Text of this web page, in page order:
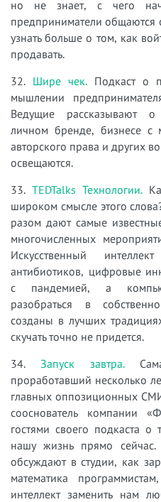
но не знает, с чего
предприниматели общаются
узнать больше о том, как
продавать.
32. Шире чек. Подкаст о
мышлении
Ведущие рассказывают о
личном бренде, бизнесе
авторского права и других
освещаются.
33. TEDTalks Технологии.
широком смысле этого
разом дают самые
многочисленных
Искусственный
антибиотиков, цифровые
с пандемией, а
разобраться в
созданы в лучших
скучать точно не придется.
34. Запуск завтра.
проработавший несколько
главных оппозиционных
сооснователь компании
гостями своего подкаста
нашу жизнь прямо сейчас.
обсуждают в студии, как
математика
интеллект заменить нам